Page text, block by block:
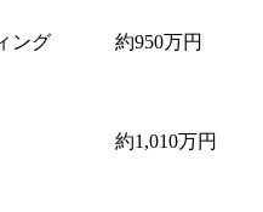
ング 約950万円
約1,010万円